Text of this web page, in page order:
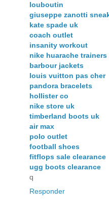
louboutin
giuseppe zanotti
kate spade uk
coach outlet
insanity workout
nike huarache trainers
barbour jackets
louis vuitton pas cher
pandora bracelets
hollister co
nike store uk
timberland boots uk
air max
polo outlet
football shoes
fitflops sale clearance
ugg boots clearance
q
Responder